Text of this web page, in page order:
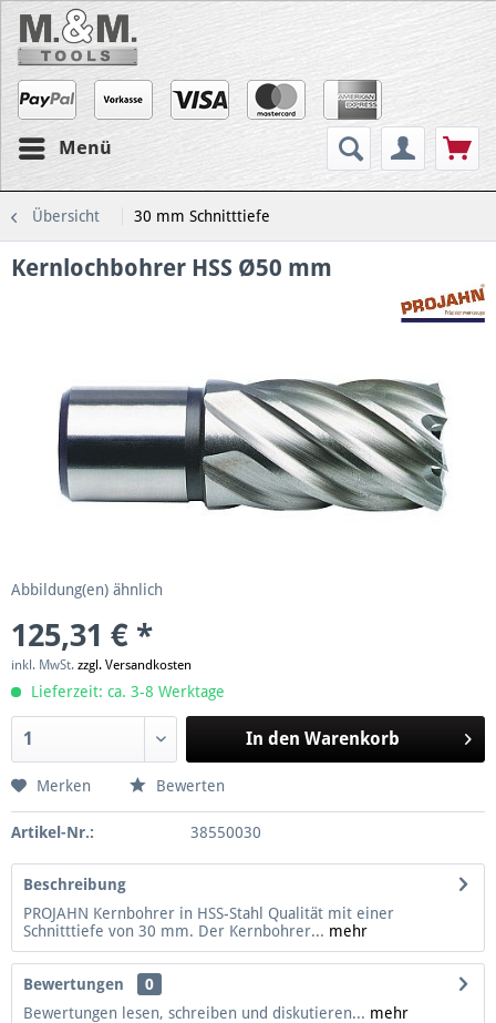
Menü
Übersicht 30 mm Schnitttiefe
Kernlochbohrer HSS Ø50 mm
Abbildung(en) ähnlich
125,31 € *
inkl. MwSt. zzgl. Versandkosten
Lieferzeit: ca. 3-8 Werktage
In den Warenkorb
Merken Bewerten
Artikel-Nr.: 38550030
Beschreibung
PROJAHN Kernbohrer in HSS-Stahl Qualität mit einer
Schnitttiefe von 30 mm. Der Kernbohrer... mehr
Bewertungen
0
Bewertungen lesen, schreiben und diskutieren... mehr